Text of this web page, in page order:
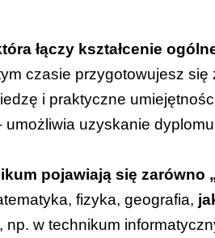
łączy kształcenie
czasie przygotowujesz się
i praktyczne
umożliwia uzyskanie
pojawiają się zarówno
fizyka, geografia,
np. w technikum